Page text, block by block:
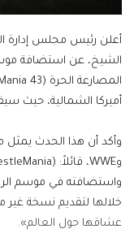
أميركا الشمالية، حيث
وأكد أن هذا الحدث يمثل
خلالها لتقديم نسخة غير
عشاقها حول العالم».